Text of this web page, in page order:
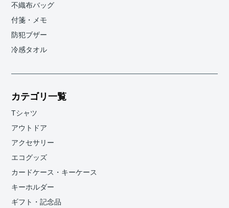
不織布バッグ
付箋・メモ
防犯ブザー
冷感タオル
カテゴリ一覧
Tシャツ
アウトドア
アクセサリー
エコグッズ
カードケース・キーケース
キーホルダー
ギフト・記念品